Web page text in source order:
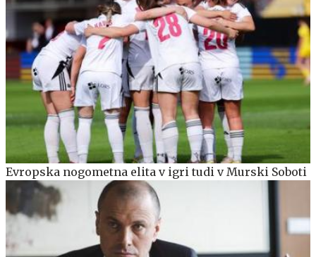
Evropska nogometna elita v igri tudi v Murski Soboti